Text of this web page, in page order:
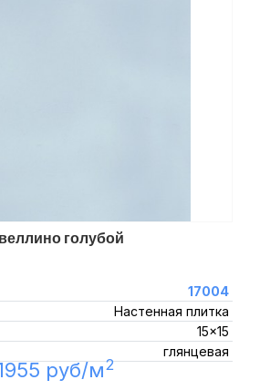
голубой
17004
Настенная плитка
15x15
глянцевая
руб/м2